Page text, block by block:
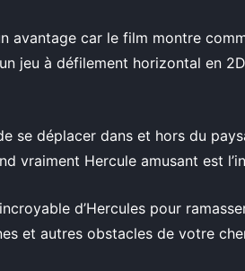
avantage car le film montre
jeu à défilement horizontal en
se déplacer dans et hors du
vraiment Hercule amusant est
d’Hercules pour
et autres obstacles de votre